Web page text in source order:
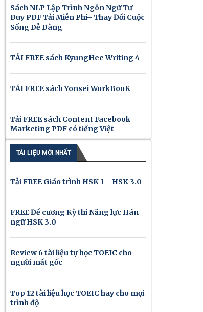
Sách NLP Lập Trình Ngôn Ngữ Tư
Duy PDF Tải Miễn Phí– Thay Đổi Cuộc
Sống Dễ Dàng
TẢI FREE sách KyungHee Writing 4
TẢI FREE sách Yonsei WorkBooK
Tải FREE sách Content Facebook
Marketing PDF có tiếng Việt
TÀI LIỆU MỚI NHẤT
Tải FREE Giáo trình HSK 1 – HSK 3.0
FREE Đề cương Kỳ thi Năng lực Hán
ngữ HSK 3.0
Review 6 tài liệu tự học TOEIC cho
người mất gốc
Top 12 tài liệu học TOEIC hay cho mọi
trình độ